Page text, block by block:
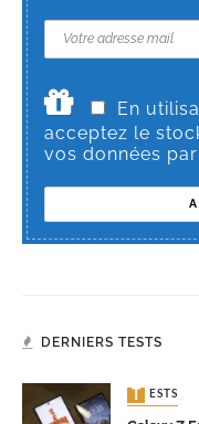
En
acceptez le
vos données
DERNIERS TESTS
TESTS